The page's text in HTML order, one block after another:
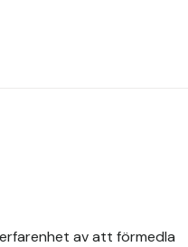
av att förmedla